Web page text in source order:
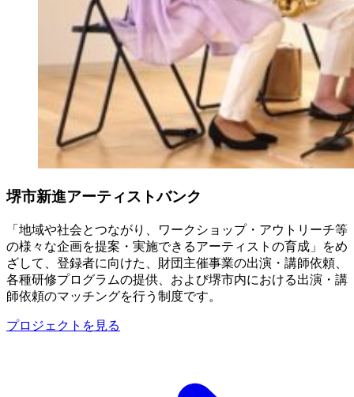
堺市新進アーティストバンク
「地域や社会とつながり、ワークショップ・アウトリーチ等
の様々な企画を提案・実施できるアーティストの育成」をめ
ざして、登録者に向けた、財団主催事業の出演・講師依頼、
各種研修プログラムの提供、および堺市内における出演・講
師依頼のマッチングを行う制度です。
プロジェクトを見る